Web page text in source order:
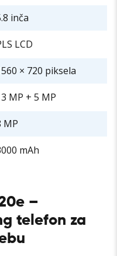
inča
LCD
× 720 piksela
MP + 5 MP
MP
mAh
–
telefon za